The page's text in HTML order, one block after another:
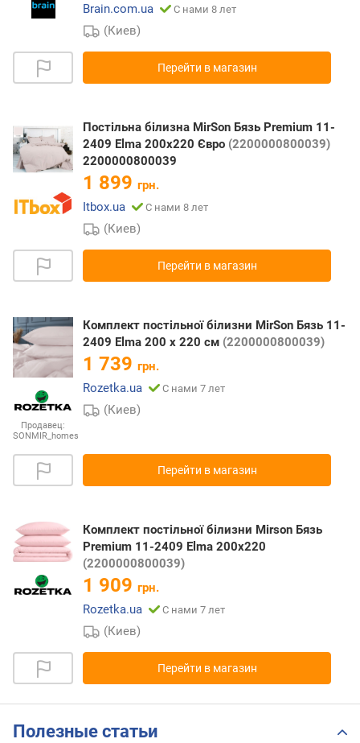
Brain.com.ua
С нами 8 лет
(Киев)
Перейти в магазин
Постільна білизна MirSon Бязь Premium 11-
2409 Elma 200х220 Євро (2200000800039)
2200000800039
1 899 грн.
Itbox.ua
С нами 8 лет
(Киев)
Перейти в магазин
Продавец:
SONMIR_homes
Комплект постільної білизни MirSon Бязь 11-
2409 Elma 200 x 220 см (2200000800039)
1 739 грн.
Rozetka.ua
С нами 7 лет
(Киев)
Перейти в магазин
Комплект постільної білизни Mirson Бязь
Premium 11-2409 Elma 200х220
(2200000800039)
1 909 грн.
Rozetka.ua
С нами 7 лет
(Киев)
Перейти в магазин
Полезные статьи